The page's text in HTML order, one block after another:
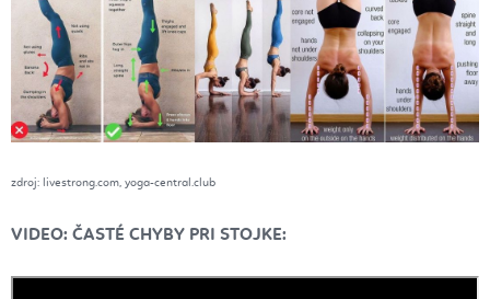
zdroj: livestrong.com, yoga-central.club
VIDEO: ČASTÉ CHYBY PRI STOJKE: